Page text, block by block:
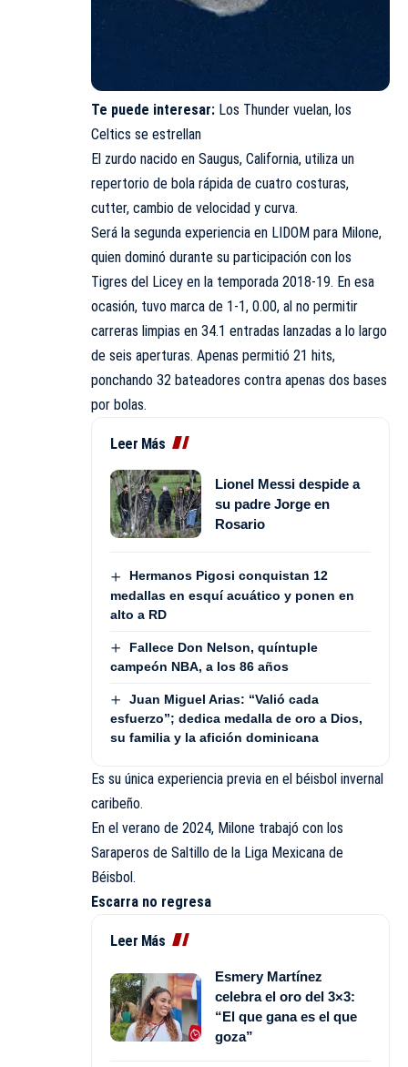
Te puede interesar: Los Thunder vuelan, los
Celtics se estrellan
El zurdo nacido en Saugus, California, utiliza un
repertorio de bola rápida de cuatro costuras,
cutter, cambio de velocidad y curva.
Será la segunda experiencia en LIDOM para Milone,
quien dominó durante su participación con los
Tigres del Licey en la temporada 2018-19. En esa
ocasión, tuvo marca de 1-1, 0.00, al no permitir
carreras limpias en 34.1 entradas lanzadas a lo largo
de seis aperturas. Apenas permitió 21 hits,
ponchando 32 bateadores contra apenas dos bases
por bolas.
Leer Más
Lionel Messi despide a
su padre Jorge en
Rosario
Hermanos Pigosi conquistan 12
medallas en esquí acuático y ponen en
alto a RD
Fallece Don Nelson, quíntuple
campeón NBA, a los 86 años
Juan Miguel Arias: “Valió cada
esfuerzo”; dedica medalla de oro a Dios,
su familia y la afición dominicana
Es su única experiencia previa en el béisbol invernal
caribeño.
En el verano de 2024, Milone trabajó con los
Saraperos de Saltillo de la Liga Mexicana de
Béisbol.
Escarra no regresa
Leer Más
Esmery Martínez
celebra el oro del 3×3:
“El que gana es el que
goza”